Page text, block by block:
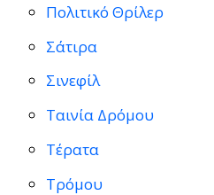
Πολιτικό Θρίλερ
Σάτιρα
Σινεφίλ
Ταινία Δρόμου
Τέρατα
Τρόμου